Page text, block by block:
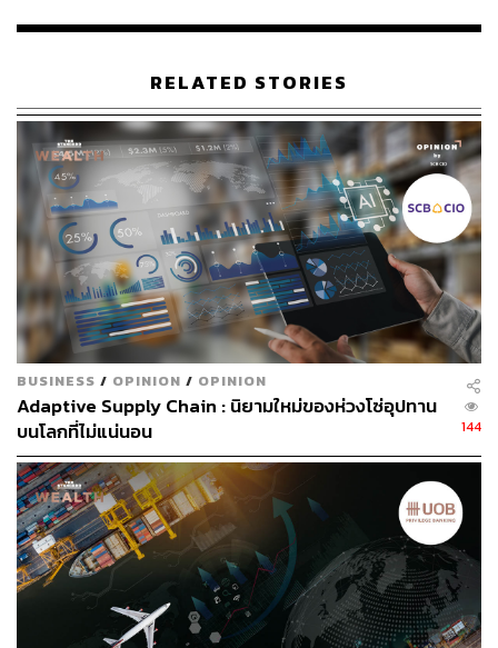
ผ่านแอปพลิเคชันต่างๆ ที่คุณสะดวกหรือใช้งานอยู่แล้วได้เลย
TAGS: ปลดพนักงาน ห่วงโซ่อุปทาน Rivian
33
THE STANDARD WEALTH
สำนักข่าวเศรษฐกิจ ธุรกิจ และการลงทุน โดย
ทีมข่าว THE STANDARD
RELATED STORIES
BUSINESS / OPINION / OPINION
Adaptive Supply Chain : นิยามใหม่ของห่วงโซ่อุปทาน
บนโลกที่ไม่แน่นอน
144